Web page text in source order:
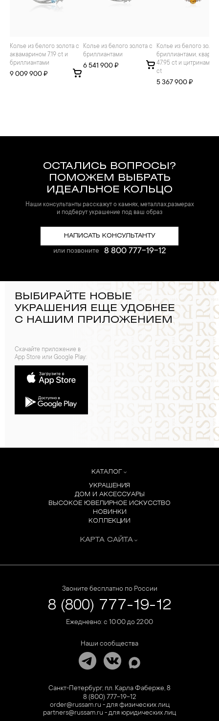
Колье из белого золота с
аквамарином 7.19 ct и
бриллиантами
9 009 900 ₽
Колье из белого золота с
бриллиантами
6 541 900 ₽
Колье из белого золота с
бриллиантами,
47.95 ct и цитринами
ct
5 367 900 ₽
ОСТАЛИСЬ ВОПРОСЫ?
ПОМОЖЕМ ВЫБРАТЬ
ИДЕАЛЬНОЕ КОЛЬЦО
Наши консультанты расскажут о камнях, металлах,размерах
и подберут украшение под ваш образ
НАПИСАТЬ КОНСУЛЬТАНТУ
или позвоните 8 800 777-19-12
ВЫБИРАЙТЕ НОВЫЕ
УКРАШЕНИЯ ЕЩЕ УДОБНЕЕ
С НАШИМ ПРИЛОЖЕНИЕМ
Скачайте приложение в
App Store или Google Play:
КАТАЛОГ
УКРАШЕНИЯ
ДОМ И АКСЕССУАРЫ
ВЫСОКОЕ ЮВЕЛИРНОЕ ИСКУССТВО
НОВИНКИ
КОЛЛЕКЦИИ
КАРТА САЙТА
Звоните бесплатно по России
8 (800) 777-19-12
Ежедневно: с 10:00 до 22:00
Наши сообщества
Санкт-Петербург, пл. Карла Фаберже, 8
8 (800) 777-19-12
order@russam.ru - для физических лиц
partners@russam.ru - для юридических лиц